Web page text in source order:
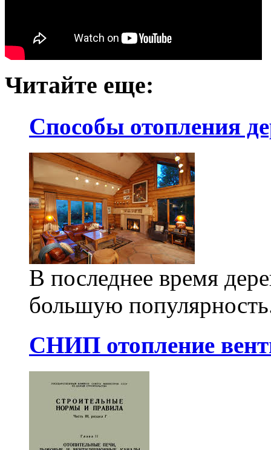
Читайте еще:
Способы отопления
В последнее время
большую
СНИП отопление